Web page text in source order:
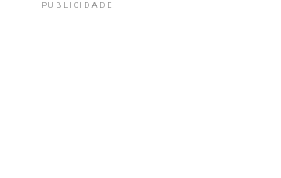
PUBLICIDADE